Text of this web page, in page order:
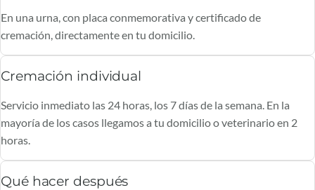
En una urna, con placa conmemorativa y certificado de
cremación, directamente en tu domicilio.
Cremación individual
Servicio inmediato las 24 horas, los 7 días de la semana. En la
mayoría de los casos llegamos a tu domicilio o veterinario en 2
horas.
Qué hacer después